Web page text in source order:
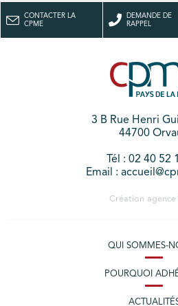
CONTACTER LA
CPME
DEMANDE DE
RAPPEL
3 B Rue Henri
44700
Tél : 02 40 52
Email :
Création agence
QUI SOMMES-
POURQUOI